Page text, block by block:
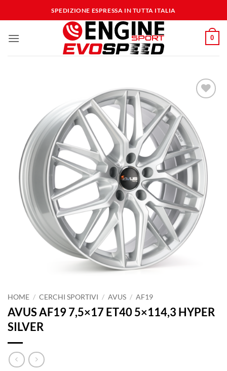
ai
SPEDIZIONE ESPRESSA IN TUTTA ITALIA
0
alla lista
desideri
HOME / CERCHI SPORTIVI / AVUS / AF19
AVUS AF19 7,5×17 ET40 5×114,3 HYPER
SILVER